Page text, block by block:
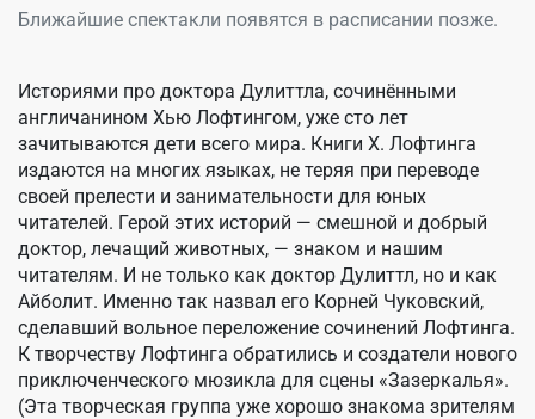
Ближайшие спектакли появятся в расписании позже.
Историями про доктора Дулиттла, сочинёнными
англичанином Хью Лофтингом, уже сто лет
зачитываются дети всего мира. Книги Х. Лофтинга
издаются на многих языках, не теряя при переводе
своей прелести и занимательности для юных
читателей. Герой этих историй — смешной и добрый
доктор, лечащий животных, — знаком и нашим
читателям. И не только как доктор Дулиттл, но и как
Айболит. Именно так назвал его Корней Чуковский,
сделавший вольное переложение сочинений Лофтинга.
К творчеству Лофтинга обратились и создатели нового
приключенческого мюзикла для сцены «Зазеркалья».
(Эта творческая группа уже хорошо знакома зрителям